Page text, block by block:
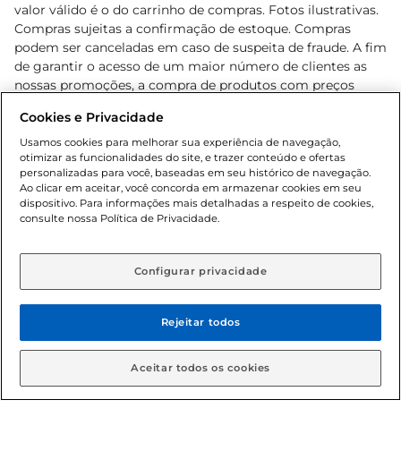
valor válido é o do carrinho de compras. Fotos ilustrativas.
Compras sujeitas a confirmação de estoque. Compras
podem ser canceladas em caso de suspeita de fraude. A fim
de garantir o acesso de um maior número de clientes as
nossas promoções, a compra de produtos com preços
cliente. Os preços, ofertas e condições são exclusivos para
o e-commerce e válidos durante o dia de hoje, podendo
sofrer alterações sem prévia notificação. Proibida a venda
de bebidas alcoólicas para menores de 18 anos, conforme
Lei n.º 8069/90, art. 81, inciso II (Estatuto da Criança e do
Adolescente). Preços e condições exclusivos para o
aviso prévio. O valor mínimo para as compras on-line é de
© 2026 Copyright. Todos os direitos
reservados Gbarbosa.
Cookies e Privacidade
Usamos cookies para melhorar sua experiência de navegação,
otimizar as funcionalidades do site, e trazer conteúdo e ofertas
personalizadas para você, baseadas em seu histórico de navegação.
Ao clicar em aceitar, você concorda em armazenar cookies em seu
dispositivo. Para informações mais detalhadas a respeito de cookies,
consulte nossa Política de Privacidade.
Configurar privacidade
Rejeitar todos
Aceitar todos os cookies